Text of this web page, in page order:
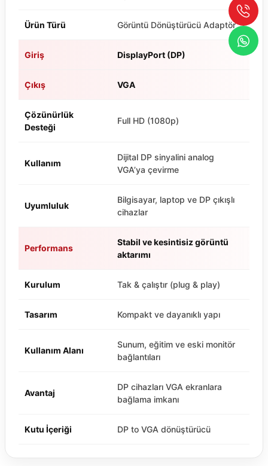
Ürün Türü Görüntü Dönüştürücü Adaptör
Giriş DisplayPort (DP)
Çıkış VGA
Çözünürlük
Desteği
Full HD (1080p)
Kullanım
Dijital DP sinyalini analog
VGA’ya çevirme
Uyumluluk
Bilgisayar, laptop ve DP çıkışlı
cihazlar
Performans
Stabil ve kesintisiz görüntü
aktarımı
Kurulum Tak & çalıştır (plug & play)
Tasarım Kompakt ve dayanıklı yapı
Kullanım Alanı
Sunum, eğitim ve eski monitör
bağlantıları
Avantaj
DP cihazları VGA ekranlara
bağlama imkanı
Kutu İçeriği DP to VGA dönüştürücü